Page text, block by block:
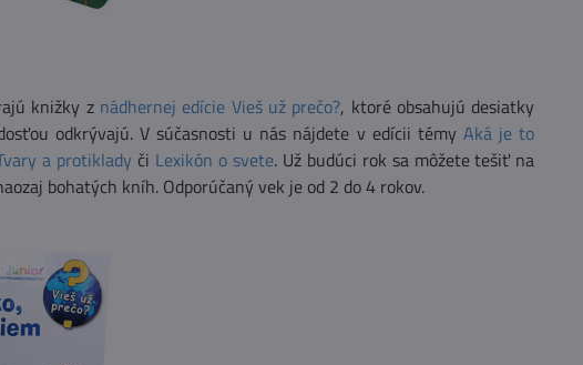
knižky z nádhernej edície Vieš už prečo?, ktoré obsahujú desiatky
odkrývajú. V súčasnosti u nás nájdete v edícii témyAká je to
a protiklady či Lexikón o svete. Už budúci rok sa môžete tešiť na
bohatých kníh. Odporúčaný vek je od 2 do 4 rokov.